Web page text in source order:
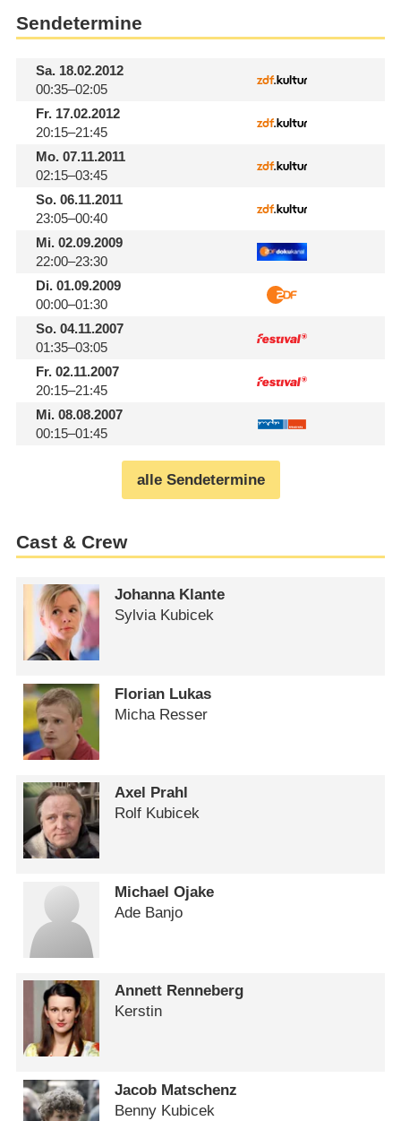
Sendetermine
Sa.18.02.2012
00:35–02:05
Fr.17.02.2012
20:15–21:45
Mo.07.11.2011
02:15–03:45
So.06.11.2011
23:05–00:40
Mi.02.09.2009
22:00–23:30
Di.01.09.2009
00:00–01:30
So.04.11.2007
01:35–03:05
Fr.02.11.2007
20:15–21:45
Mi.08.08.2007
00:15–01:45
alle Sendetermine
Cast & Crew
Johanna Klante
Sylvia Kubicek
Florian Lukas
Micha Resser
Axel Prahl
Rolf Kubicek
Michael Ojake
Ade Banjo
Annett Renneberg
Kerstin
Jacob Matschenz
Benny Kubicek